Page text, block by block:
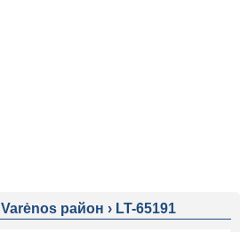
Varėnos район › LT-65191